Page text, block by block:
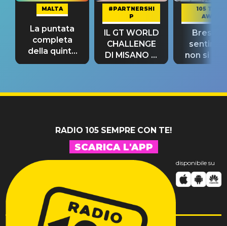
MALTA
La puntata
completa
della quinta
tappa
#PARTNERSHI
P
IL GT WORLD
CHALLENGE
DI MISANO si
riconferma
105 TAKE
AWAY
Bresh:
non si
fino alla
RADIO 105 SEMPRE CON TE!
SCARICA L'APP
disponibile su